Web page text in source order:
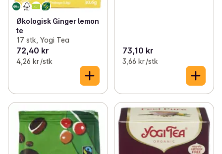
Økologisk Ginger lemon
te
17 stk, Yogi Tea
72,40 kr
4,26 kr /stk
73,10 kr
3,66 kr /stk